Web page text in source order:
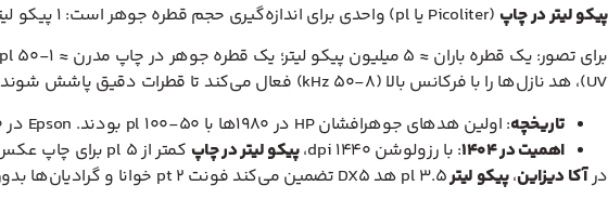
پیکو لیتر در چاپ (Picoliter یا pl) واحدی برای اندازه‌گیری حجم قطره جوهر است: ۱ پیکو لیتر = ۰.۰۰۰۰۰۰۰۰۰۰۰۱ لیتر = یک تریلیونیوم لیتر (۱۰⁻¹۲ L).
UV)، هد نازل‌ها را با فرکانس بالا (۸-۵۰ kHz) فعال می‌کند تا قطرات دقیق پاشش شوند.
تاریخچه: اولین هدهای جوهرافشان HP در ۱۹۸۰ها با ۵۰-۱۰۰ pl بودند. Epson در ۲۰۰۰ها به ۳ pl رسید؛ امروزه Ricoh Gen6 به ۲.۵ pl!
اهمیت در ۱۴۰۴
: با رزولوشن ۱۴۴۰ dpi، پیکو لیتر در چاپ کمتر از ۵ pl برای چاپ عکس‌های گالری ضروری است.
درآکا دیزاین،پیکو لیتر۳.۵ pl هد DX5 تضمین می‌کند فونت ۲ pt خوانا و گرادیان‌ها بدون banding باشند.